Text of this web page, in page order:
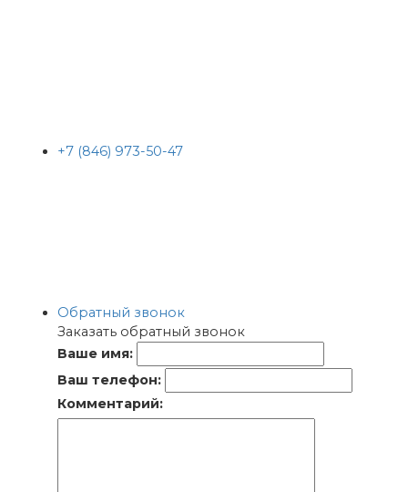
+7 (846) 973-50-47
Обратный звонок
Заказать обратный звонок
Ваше имя:
Ваш телефон:
Комментарий: